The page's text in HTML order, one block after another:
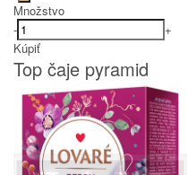
Množstvo
-
+
Kúpiť
Top čaje pyramid